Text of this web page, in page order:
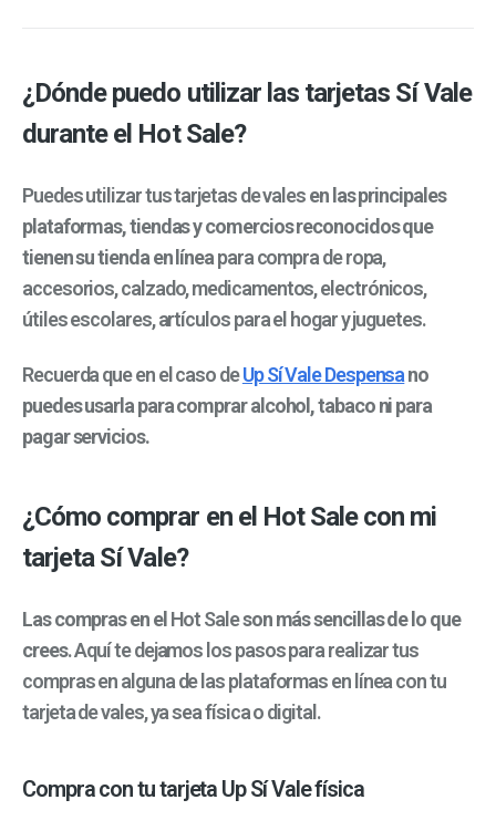
¿Dónde puedo utilizar las tarjetas Sí Vale
durante el Hot Sale?
Puedes utilizar tus tarjetas de valesen las principales
plataformas, tiendas y comercios reconocidos que
tienen su tienda en líneapara compra de ropa,
accesorios, calzado, medicamentos, electrónicos,
útiles escolares, artículos para el hogar y juguetes.
Recuerda que en el caso deUp Sí Vale Despensano
puedes usarla para comprar alcohol, tabaco ni para
pagar servicios.
¿Cómo comprar en el Hot Sale con mi
tarjeta Sí Vale?
Las compras en elHot Saleson más sencillas de lo que
crees. Aquí te dejamos los pasos para realizar tus
compras en alguna de las plataformas en línea con tu
tarjeta de vales, ya sea física o digital.
Compra con tu tarjeta Up Sí Vale física